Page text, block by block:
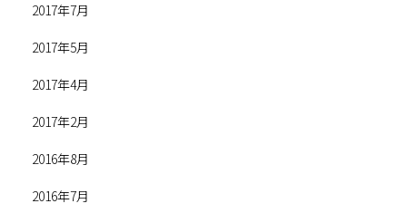
2017年7月
2017年5月
2017年4月
2017年2月
2016年8月
2016年7月